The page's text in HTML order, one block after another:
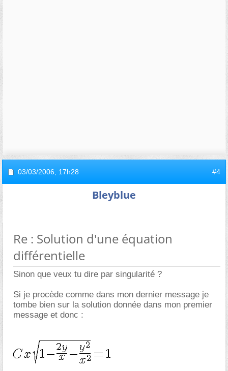
03/03/2006, 17h28 #4
Bleyblue
Re : Solution d'une équation
différentielle
Sinon que veux tu dire par singularité ?
Si je procède comme dans mon dernier message je
tombe bien sur la solution donnée dans mon premier
message et donc :